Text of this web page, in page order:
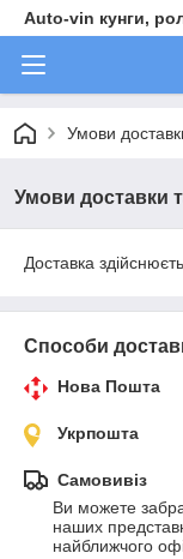
Auto-vin кунги,
Умови
Умови доставки
Доставка
Способи
Нова Пошта
Укрпошта
Самовивіз
Ви можете
наших
найближчого